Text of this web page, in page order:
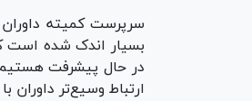
سرپرست کمیته
در حال پیشرفت
ارتباط وسیع‌تر